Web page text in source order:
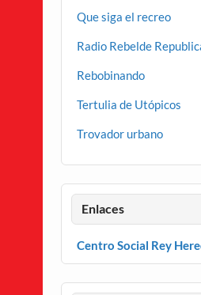
Que siga el recreo
Radio Rebelde
Rebobinando
Tertulia de Utópicos
Trovador urbano
Enlaces
Centro Social Rey